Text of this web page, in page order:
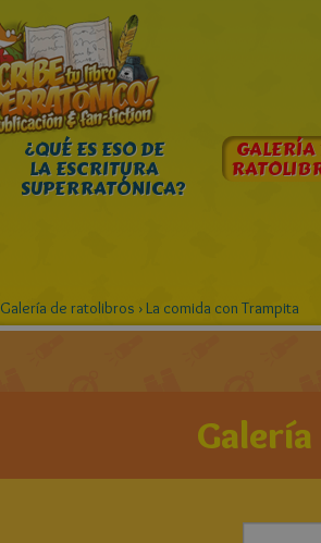
¿QUÉ ES ESO DE
LA ESCRITURA
SUPERRATÓNICA?
GALERÍA
Galería de ratolibros › La comida con Trampita